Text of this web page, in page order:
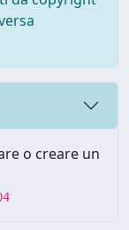
o creare un